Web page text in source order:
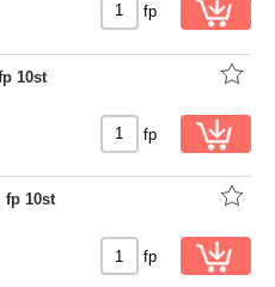
fp
10st
fp
fp 10st
fp